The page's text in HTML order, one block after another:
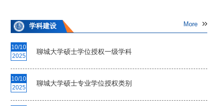
学科建设 More
10/10
2025
聊城大学硕士学位授权一级学科
10/10
2025
聊城大学硕士专业学位授权类别